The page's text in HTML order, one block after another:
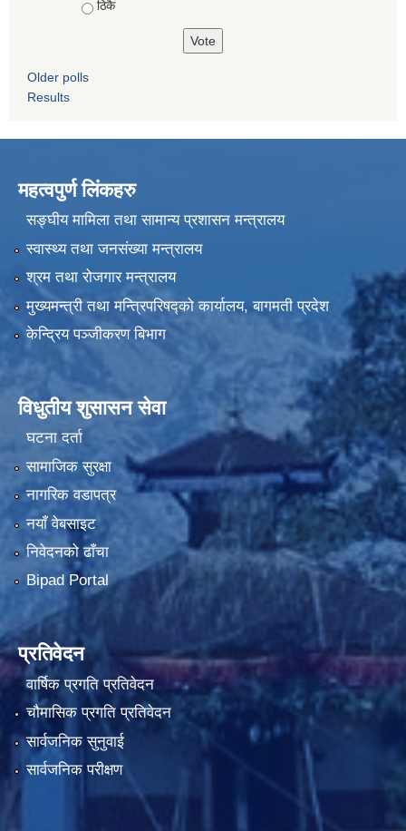
ठिकै
Older polls
Results
महत्वपुर्ण लिंकहरु
सङ्घीय मामिला तथा सामान्य प्रशासन मन्त्रालय
स्वास्थ्य तथा जनसंख्या मन्त्रालय
श्रम तथा रोजगार मन्त्रालय
मुख्यमन्त्री तथा मन्त्रिपरिषद्को कार्यालय, बागमती प्रदेश
केन्द्रिय पञ्जीकरण बिभाग
विधुतीय शुसासन सेवा
घटना दर्ता
सामाजिक सुरक्षा
नागरिक वडापत्र
नयाँ वेबसाइट
निवेदनको ढाँचा
Bipad Portal
प्रतिवेदन
वार्षिक प्रगति प्रतिवेदन
चौमासिक प्रगति प्रतिवेदन
सार्वजनिक सुनुवाई
सार्वजनिक परीक्षण